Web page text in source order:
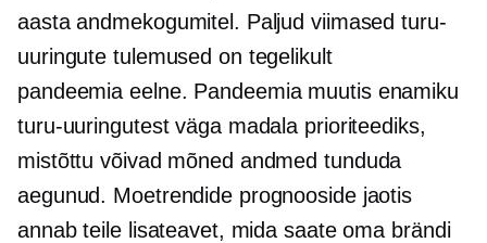
aasta andmekogumitel. Paljud viimased turu-
uuringute tulemused on tegelikult
pandeemia eelne. Pandeemia muutis enamiku
turu-uuringutest väga madala prioriteediks,
mistõttu võivad mõned andmed tunduda
aegunud. Moetrendide prognooside jaotis
annab teile lisateavet, mida saate oma brändi